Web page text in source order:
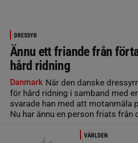
DRESSYR
Ännu ett friande från
hård ridning
Danmark När den danske
för hård ridning i samband med
svarade han med att motanmäla
Nu har ännu en person friats från
VÄRLDEN